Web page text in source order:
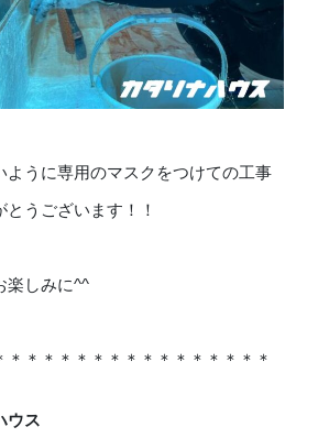
ように専用のマスクをつけての工事
うございます！！
楽しみに^^
＊＊＊＊＊＊＊＊＊＊＊＊＊＊＊＊
ウス